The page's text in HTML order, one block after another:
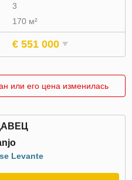
3
170 м²
€ 551 000
или его цена изменилась
Levante